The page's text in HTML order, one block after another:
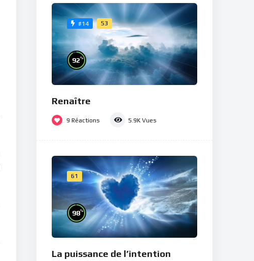
#14 53
92%
Renaître
9 Réactions 5.9K Vues
61
98%
La puissance de l’intention